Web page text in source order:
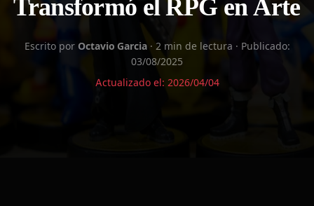
Transformó el RPG en Arte
Escrito por Octavio Garcia· 2 min de lectura · Publicado:
03/08/2025
Actualizado el: 2026/04/04